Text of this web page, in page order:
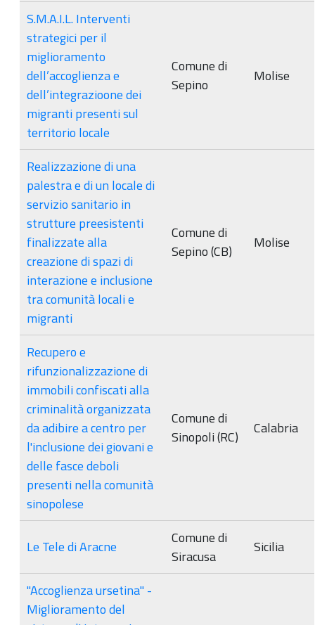
S.M.A.I.L. Interventi
strategici per il
miglioramento
dell’accoglienza e
dell’integrazioone dei
migranti presenti sul
territorio locale
Comune di
Sepino
Molise
Realizzazione di una
palestra e di un locale di
servizio sanitario in
strutture preesistenti
finalizzate alla
creazione di spazi di
interazione e inclusione
tra comunità locali e
migranti
Comune di
Sepino (CB)
Molise
Recupero e
rifunzionalizzazione di
immobili confiscati alla
criminalità organizzata
da adibire a centro per
l'inclusione dei giovani e
delle fasce deboli
presenti nella comunità
sinopolese
Comune di
Sinopoli (RC)
Calabria
Le Tele di Aracne
Comune di
Siracusa
Sicilia
"Accoglienza ursetina" -
Miglioramento del